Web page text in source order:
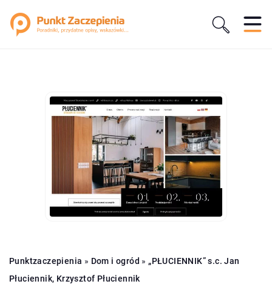
Punktzaczepienia » Dom i ogród » „PŁUCIENNIK” s.c. Jan
Płuciennik, Krzysztof Płuciennik